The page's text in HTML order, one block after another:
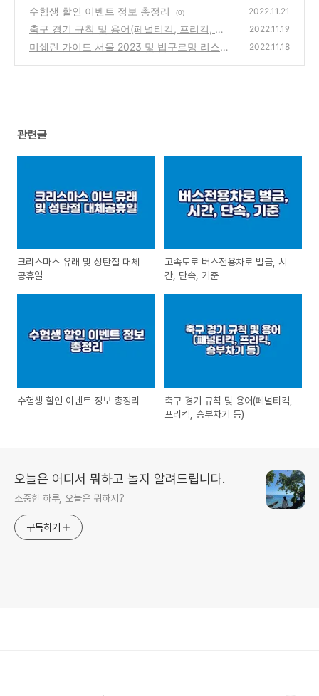
(4)
수험생 할인 이벤트 정보 총정리 (0) 2022.11.21
축구 경기 규칙 및 용어(페널티킥, 프리킥, 승
부차기 등)
(0)
2022.11.19
미쉐린 가이드 서울 2023 및 빕구르망 리스트 2022.11.18
관련글
크리스마스 유래 및 성탄절 대체
공휴일
고속도로 버스전용차로 벌금, 시
간, 단속, 기준
수험생 할인 이벤트 정보 총정리
축구 경기 규칙 및 용어(페널티킥,
프리킥, 승부차기 등)
오늘은 어디서 뭐하고 놀지 알려드립니다.
소중한 하루, 오늘은 뭐하지?
구독하기